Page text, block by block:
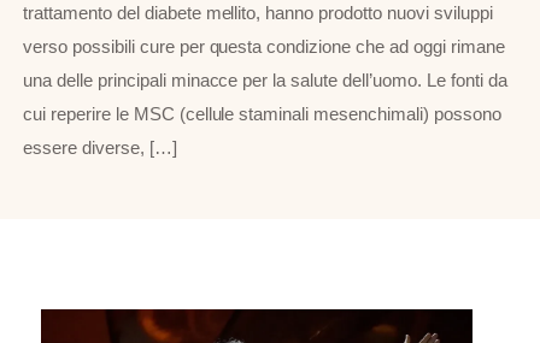
trattamento del diabete mellito, hanno prodotto nuovi sviluppi
verso possibili cure per questa condizione che ad oggi rimane
una delle principali minacce per la salute dell’uomo. Le fonti da
cui reperire le MSC (cellule staminali mesenchimali) possono
essere diverse, […]